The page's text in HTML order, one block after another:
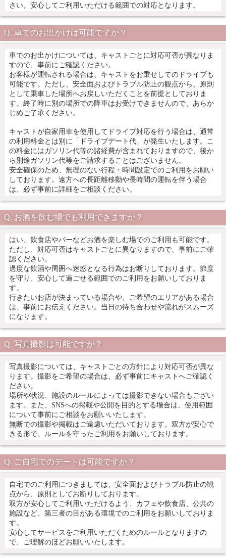
さい。安心してご利用いただける範囲での対応となります。
車でのお出かけは可能ですか？
車でのお出かけについては、キャストごとに対応可否が異なりま
すので、事前にご確認ください。
お客様が運転される場合は、キャストをお乗せしてのドライブも
可能です。ただし、安全面およびトラブル防止の観点から、原則
として乗車した場所へお戻しいただくことを前提としておりま
す。終了時に別の場所での降車はお受けできませんので、あらか
じめご了承ください。
キャストが自家用車を使用してドライブ対応を行う場合は、通常
の利用料金とは別に「ドライブデート代」が発生いたします。こ
の料金にはガソリン代等の諸経費が含まれておりますので、後か
ら別途ガソリン代等をご請求することはございません。
安全確保のため、無理のない行程・時間設定でのご利用をお願い
しております。遠方への長距離移動や長時間の運転を伴う場合
は、必ず事前に詳細をご相談ください。
お酒を飲む場でも利用できますか？
はい、飲食店やバーなどお酒を楽しむ場でのご利用も可能です。
ただし、対応可否はキャストごとに異なりますので、事前にご確
認ください。
過度な飲酒や周囲へ迷惑となる行為はお断りしております。節度
を守り、安心して過ごせる範囲でのご利用をお願いしておりま
す。
行きたいお店が決まっている場合や、ご希望のエリアがある場合
は、事前にお伝えください。当日の待ち合わせや流れがスムーズ
になります。
写真撮影は可能ですか？
写真撮影については、キャストごとの方針により対応可否が異な
ります。撮影をご希望の場合は、必ず事前にキャストへご確認く
ださい。
場所や状況、施設のルールによっては撮影できない場合もござい
ます。また、SNSへの掲載や公開を目的とする場合は、使用範囲
について事前にご相談をお願いいたします。
無断での撮影や掲載はご遠慮いただいております。双方が安心で
きる形で、ルールを守ったご利用をお願いしております。
ご自宅でのデートは可能ですか？
自宅でのご利用につきましては、安全面およびトラブル防止の観
点から、原則としてお断りしております。
双方が安心してご利用いただけるよう、カフェや飲食店、公共の
施設など、第三者の目がある環境でのご利用をお願いしておりま
す。
安心してサービスをご利用いただくためのルールとなりますの
で、ご理解のほどお願いいたします。